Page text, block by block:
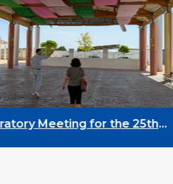
Meeting for the 25th